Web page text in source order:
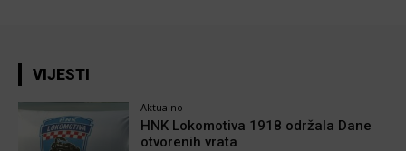
VIJESTI
Aktualno
HNK Lokomotiva 1918 održala Dane
otvorenih vrata